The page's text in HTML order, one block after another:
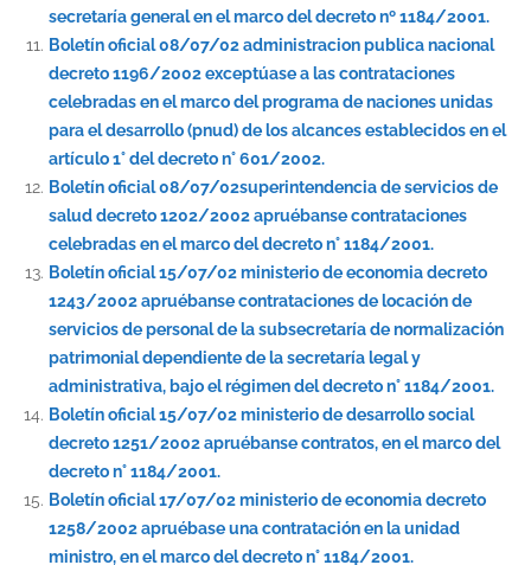
secretaría general en el marco del decreto nº 1184/2001.
Boletín oficial 08/07/02 administracion publica nacional
decreto 1196/2002 exceptúase a las contrataciones
celebradas en el marco del programa de naciones unidas
para el desarrollo (pnud) de los alcances establecidos en el
artículo 1° del decreto n° 601/2002.
Boletín oficial 08/07/02superintendencia de servicios de
salud decreto 1202/2002 apruébanse contrataciones
celebradas en el marco del decreto n° 1184/2001.
Boletín oficial 15/07/02 ministerio de economia decreto
1243/2002 apruébanse contrataciones de locación de
servicios de personal de la subsecretaría de normalización
patrimonial dependiente de la secretaría legal y
administrativa, bajo el régimen del decreto n° 1184/2001.
Boletín oficial 15/07/02 ministerio de desarrollo social
decreto 1251/2002 apruébanse contratos, en el marco del
decreto n° 1184/2001.
Boletín oficial 17/07/02 ministerio de economia decreto
1258/2002 apruébase una contratación en la unidad
ministro, en el marco del decreto n° 1184/2001.